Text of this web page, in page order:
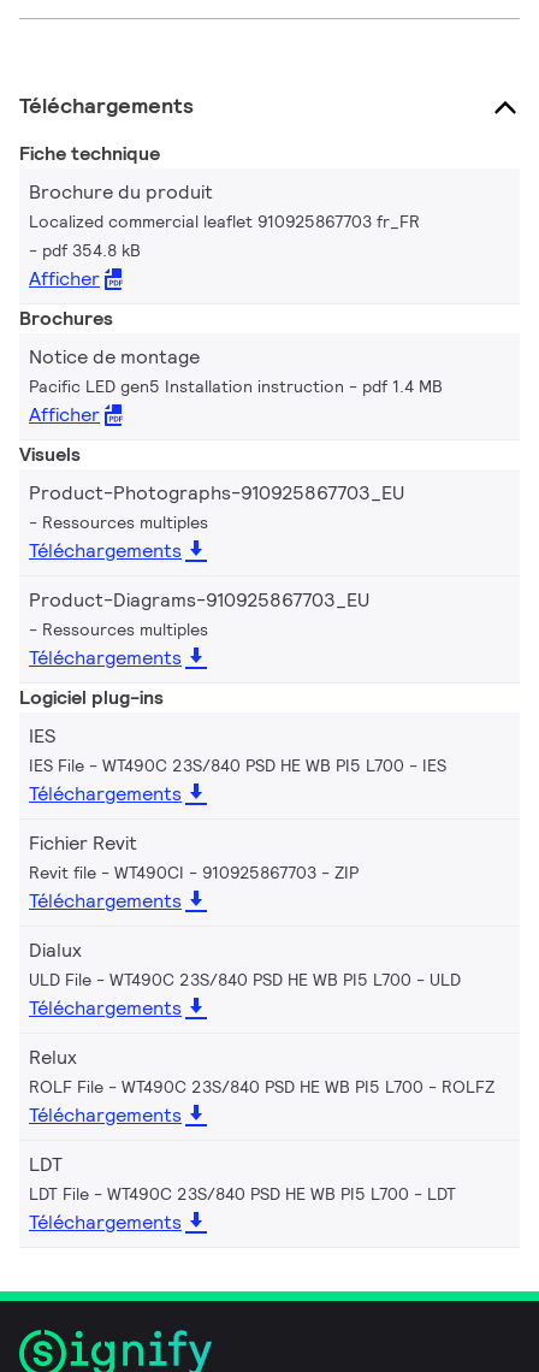
Téléchargements
Fiche technique
Brochure du produit
Localized commercial leaflet 910925867703 fr_FR
pdf 354.8 kB
Afficher
Brochures
Notice de montage
Pacific LED gen5 Installation instruction pdf 1.4 MB
Afficher
Visuels
Product-Photographs-910925867703_EU
Ressources multiples
Téléchargements
Product-Diagrams-910925867703_EU
Ressources multiples
Téléchargements
Logiciel plug-ins
IES
IES File - WT490C 23S/840 PSD HE WB PI5 L700 IES
Téléchargements
Fichier Revit
Revit file - WT490CI - 910925867703 ZIP
Téléchargements
Dialux
ULD File - WT490C 23S/840 PSD HE WB PI5 L700 ULD
Téléchargements
Relux
ROLF File - WT490C 23S/840 PSD HE WB PI5 L700 ROLFZ
Téléchargements
LDT
LDT File - WT490C 23S/840 PSD HE WB PI5 L700 LDT
Téléchargements